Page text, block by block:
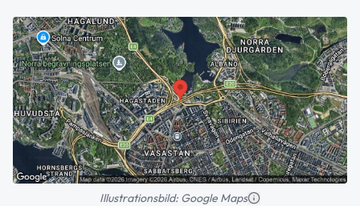
Illustrationsbild: Google Maps